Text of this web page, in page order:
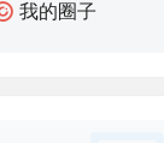
我的圈子